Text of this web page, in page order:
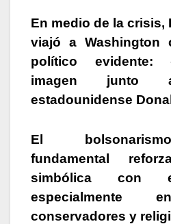
En medio de la crisis,
viajó a Washington
político evidente:
imagen junto
estadounidense
El
fundamental
simbólica con
especialmente
conservadores y